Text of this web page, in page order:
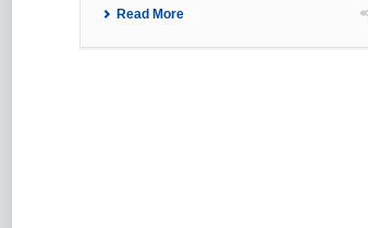
Read More